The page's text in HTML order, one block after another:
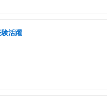
験活躍